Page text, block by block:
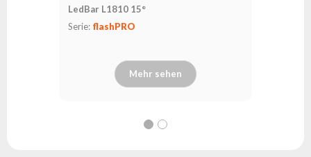
LedBar L1810 15°
Serie: flashPRO
Mehr sehen